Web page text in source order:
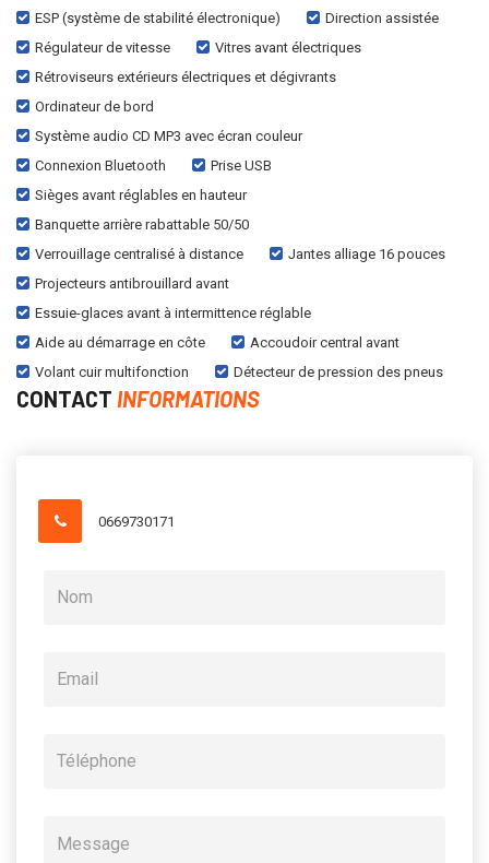
ESP (système de stabilité électronique)
Direction assistée
Régulateur de vitesse
Vitres avant électriques
Rétroviseurs extérieurs électriques et dégivrants
Ordinateur de bord
Système audio CD MP3 avec écran couleur
Connexion Bluetooth
Prise USB
Sièges avant réglables en hauteur
Banquette arrière rabattable 50/50
Verrouillage centralisé à distance
Jantes alliage 16 pouces
Projecteurs antibrouillard avant
Essuie-glaces avant à intermittence réglable
Aide au démarrage en côte
Accoudoir central avant
Volant cuir multifonction
Détecteur de pression des pneus
CONTACT INFORMATIONS
0669730171